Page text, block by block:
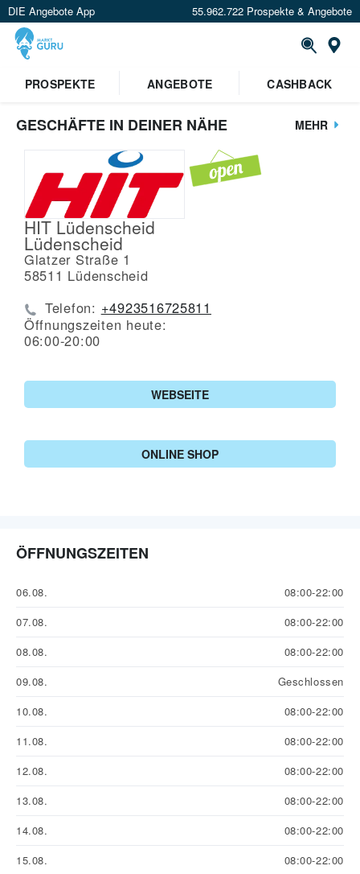
DIE Angebote App 55.962.722 Prospekte & Angebote
PROSPEKTE
ANGEBOTE CASHBACK
GESCHÄFTE IN DEINER NÄHE MEHR
HIT Lüdenscheid
Lüdenscheid
Glatzer Straße 1
58511 Lüdenscheid
Telefon: +4923516725811
Öffnungszeiten heute:
06:00-20:00
WEBSEITE
ONLINE SHOP
ÖFFNUNGSZEITEN
06.08.
08:00-22:00
07.08.
08:00-22:00
08.08.
08:00-22:00
09.08.
Geschlossen
10.08.
08:00-22:00
11.08.
08:00-22:00
12.08.
08:00-22:00
13.08.
08:00-22:00
14.08.
08:00-22:00
15.08.
08:00-22:00